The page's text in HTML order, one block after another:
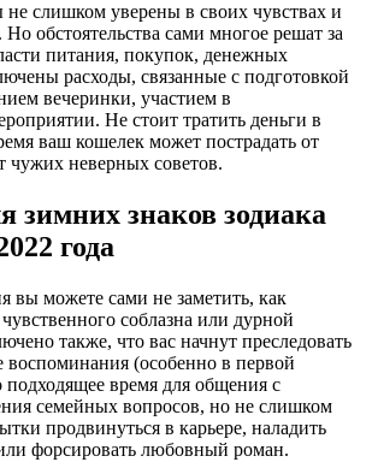
не слишком уверены в своих чувствах и
обстоятельства сами многое решат за
питания, покупок, денежных
расходы, связанные с подготовкой
вечеринки, участием в
Не стоит тратить деньги в
ваш кошелек может пострадать от
неверных советов.
зимних знаков зодиака
года
вы можете сами не заметить, как
соблазна или дурной
также, что вас начнут преследовать
воспоминания (особенно в первой
время для общения с
семейных вопросов, но не слишком
продвинуться в карьере, наладить
форсировать любовный роман.